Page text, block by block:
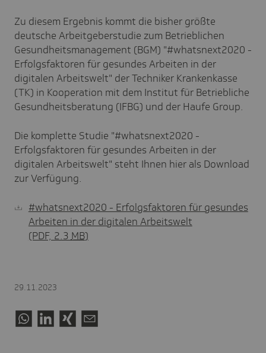
Zu diesem Ergebnis kommt die bisher größte
deutsche Arbeitgeberstudie zum Betrieblichen
Gesundheitsmanagement (BGM) "#whatsnext2020 -
Erfolgsfaktoren für gesundes Arbeiten in der
digitalen Arbeitswelt" der Techniker Krankenkasse
(TK) in Kooperation mit dem Institut für Betriebliche
Gesundheitsberatung (IFBG) und der Haufe Group.
Die komplette Studie "#whatsnext2020 -
Erfolgsfaktoren für gesundes Arbeiten in der
digitalen Arbeitswelt" steht Ihnen hier als Download
zur Verfügung.
#whatsnext2020 - Erfolgsfaktoren für gesundes
Arbeiten in der digitalen Arbeitswelt
(PDF, 2.3MB)
29.11.2023